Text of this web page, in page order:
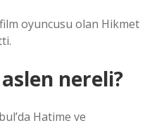
oyuncusu olan Hikmet
nereli?
Hatime ve